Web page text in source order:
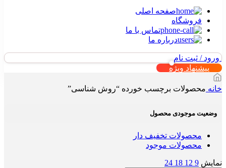
صفحه اصلی
فروشگاه
تماس با ما
درباره ما
ورود / ثبت نام
پیشنهاد ویژه
خانه محصولات برچسب خورده “روش شناسی”
وضعیت موجودی محصول
محصولات تخفیف دار
محصولات موجود
نمایش 9
12
18
24